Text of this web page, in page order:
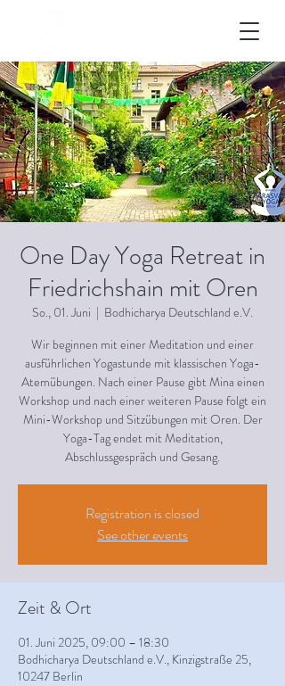
One Day Yoga Retreat in
Friedrichshain mit Oren
So., 01. Juni
  |
Bodhicharya Deutschland e.V.
Wir beginnen mit einer Meditation und einer
ausführlichen Yogastunde mit klassischen Yoga-
Atemübungen. Nach einer Pause gibt Mina einen
Workshop und nach einer weiteren Pause folgt ein
Mini-Workshop und Sitzübungen mit Oren. Der
Yoga-Tag endet mit Meditation,
Abschlussgespräch und Gesang.
Registration is closed
See other events
Zeit & Ort
01. Juni 2025, 09:00 – 18:30
Bodhicharya Deutschland e.V., Kinzigstraße 25,
10247 Berlin